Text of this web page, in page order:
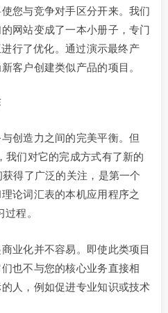
您与竞争对手区分开来。我们
网站变成了一本小册子，专门
行了优化。通过演示最终产
客户创建类似产品的项目。
创造力之间的完美平衡。但
我们对它的完成方式有了新的
得了广泛的关注，是第一个
论词汇表的本机应用程序之
程。
业化并不容易。即使此类项目
也不与您的核心业务直接相
人，例如促进专业知识或技术